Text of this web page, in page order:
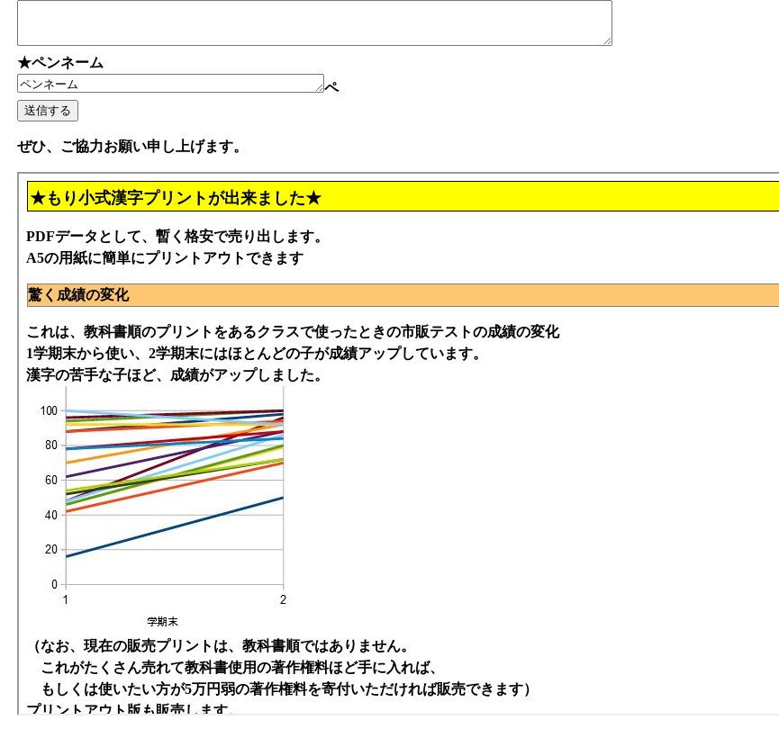
★ペンネーム
ペ
ぜひ、ご協力お願い申し上げます。